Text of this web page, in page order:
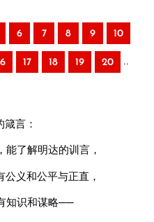
6 7 8 9 10
17 18 19 20 ..
言：
了解明达的训言，
义和公平与正直，
知识和谋略──